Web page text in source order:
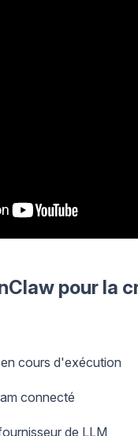
pour la
cours d'exécution
connecté
de LLM